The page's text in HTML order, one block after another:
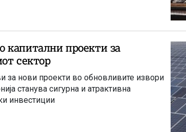
проекти за
сектор
за нови проекти во обновливите извори
станува сигурна и атрактивна
инвестиции